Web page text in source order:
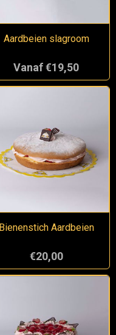
Aardbeien slagroom
Vanaf €19,50
Bienenstich Aardbeien
€20,00